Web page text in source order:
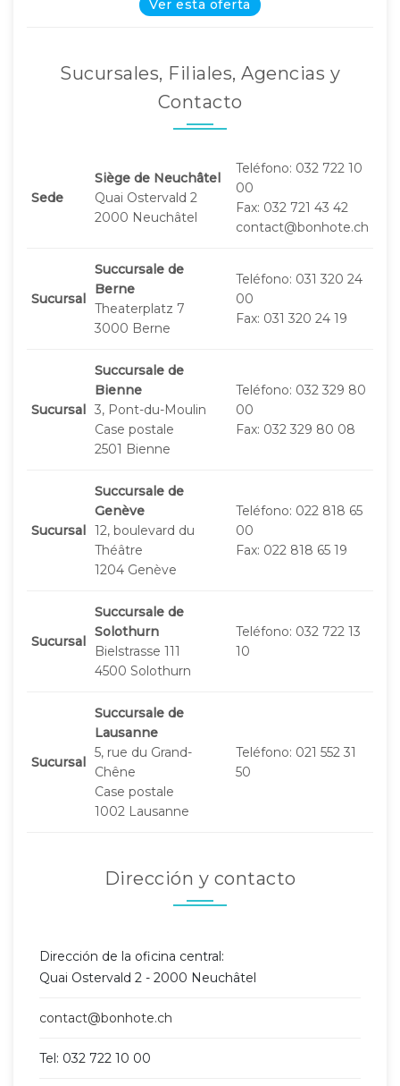
Ver esta oferta
Sucursales, Filiales, Agencias y
Contacto
Sede
Siège de Neuchâtel
Quai Ostervald 2
2000 Neuchâtel
Teléfono: 032 722 10
00
Fax: 032 721 43 42
contact@bonhote.ch
Sucursal
Succursale de
Berne
Theaterplatz 7
3000 Berne
Teléfono: 031 320 24
00
Fax: 031 320 24 19
Sucursal
Succursale de
Bienne
3, Pont-du-Moulin
Case postale
2501 Bienne
Teléfono: 032 329 80
00
Fax: 032 329 80 08
Sucursal
Succursale de
Genève
12, boulevard du
Théâtre
1204 Genève
Teléfono: 022 818 65
00
Fax: 022 818 65 19
Sucursal
Succursale de
Solothurn
Bielstrasse 111
4500 Solothurn
Teléfono: 032 722 13
10
Sucursal
Succursale de
Lausanne
5, rue du Grand-
Chêne
Case postale
1002 Lausanne
Teléfono: 021 552 31
50
Dirección y contacto
Dirección de la oficina central:
Quai Ostervald 2 - 2000 Neuchâtel
contact@bonhote.ch
Tel: 032 722 10 00